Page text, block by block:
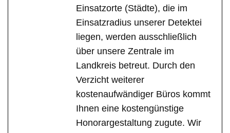
Einsatzorte (Städte), die im
Einsatzradius unserer Detektei
liegen, werden ausschließlich
über unsere Zentrale im
Landkreis betreut. Durch den
Verzicht weiterer
kostenaufwändiger Büros kommt
Ihnen eine kostengünstige
Honorargestaltung zugute. Wir